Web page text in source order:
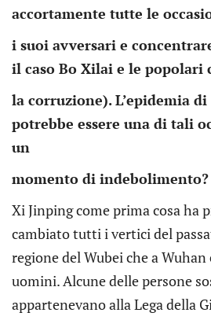
accortamente tutte le
i suoi avversari e
il caso Bo Xilai e le popolari
la corruzione). L’epidemia
potrebbe essere una di tali
un
momento di indebolimento?
Xi Jinping come prima cosa ha
cambiato tutti i vertici del
regione del Wubei che a Wuhan
uomini. Alcune delle persone
appartenevano alla Lega della